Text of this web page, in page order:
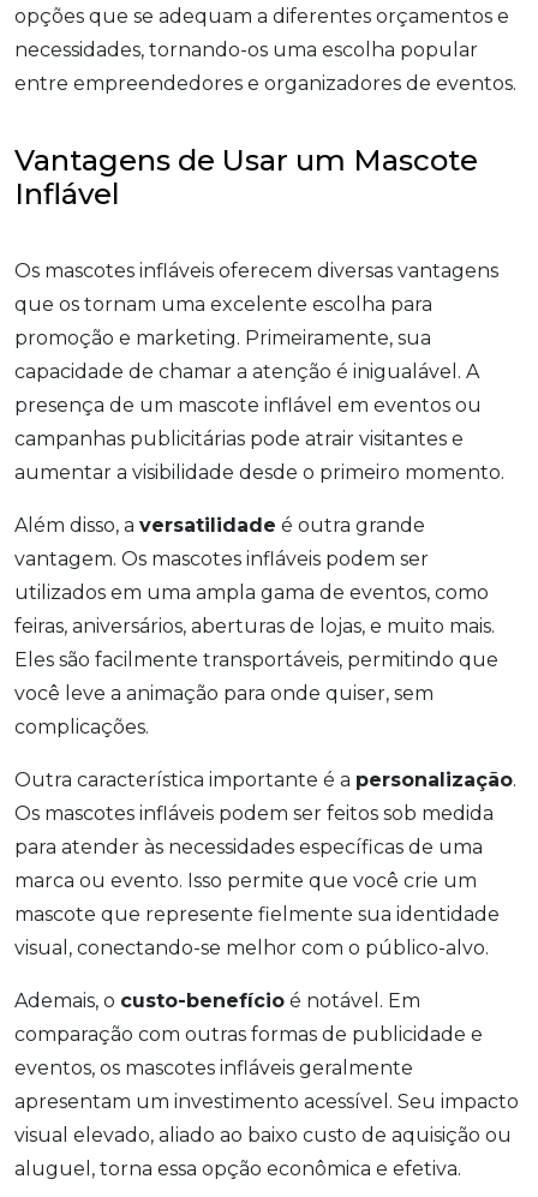
opções que se adequam a diferentes orçamentos e
necessidades, tornando-os uma escolha popular
entre empreendedores e organizadores de eventos.
Vantagens de Usar um Mascote
Inflável
Os mascotes infláveis oferecem diversas vantagens
que os tornam uma excelente escolha para
promoção e marketing. Primeiramente, sua
capacidade de chamar a atenção é inigualável. A
presença de um mascote inflável em eventos ou
campanhas publicitárias pode atrair visitantes e
aumentar a visibilidade desde o primeiro momento.
Além disso, a versatilidade é outra grande
vantagem. Os mascotes infláveis podem ser
utilizados em uma ampla gama de eventos, como
feiras, aniversários, aberturas de lojas, e muito mais.
Eles são facilmente transportáveis, permitindo que
você leve a animação para onde quiser, sem
complicações.
Outra característica importante é a personalização.
Os mascotes infláveis podem ser feitos sob medida
para atender às necessidades específicas de uma
marca ou evento. Isso permite que você crie um
mascote que represente fielmente sua identidade
visual, conectando-se melhor com o público-alvo.
Ademais, o custo-benefício é notável. Em
comparação com outras formas de publicidade e
eventos, os mascotes infláveis geralmente
apresentam um investimento acessível. Seu impacto
visual elevado, aliado ao baixo custo de aquisição ou
aluguel, torna essa opção econômica e efetiva.